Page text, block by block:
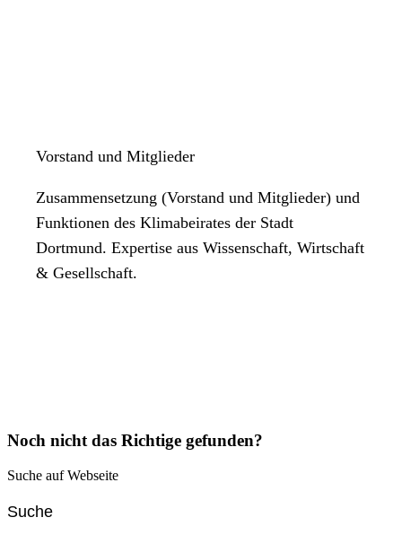
Vorstand und Mitglieder
Zusammensetzung (Vorstand und Mitglieder) und
Funktionen des Klimabeirates der Stadt
Dortmund. Expertise aus Wissenschaft, Wirtschaft
& Gesellschaft.
Noch nicht das Richtige gefunden?
Suche auf Webseite